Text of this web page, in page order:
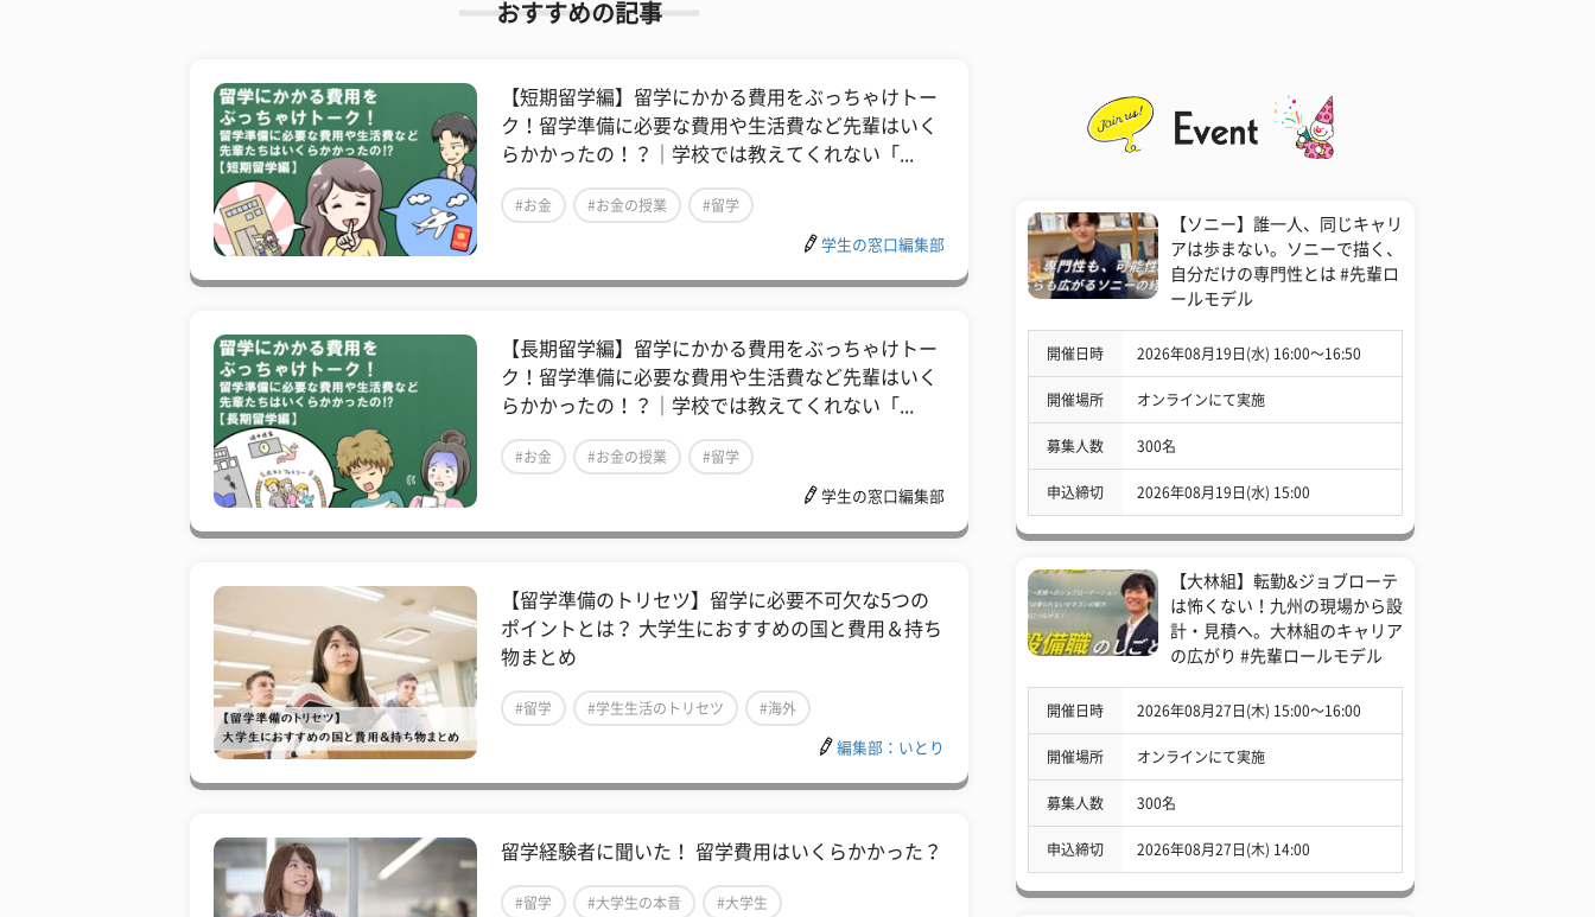
おすすめの記事
【短期留学編】留学にかかる費用をぶっちゃけトー
ク！留学準備に必要な費用や生活費など先輩はいく
らかかったの！？｜学校では教えてくれない「...
#お金 #お金の授業 #留学
学生の窓口編集部
【長期留学編】留学にかかる費用をぶっちゃけトー
ク！留学準備に必要な費用や生活費など先輩はいく
らかかったの！？｜学校では教えてくれない「...
#お金 #お金の授業 #留学
学生の窓口編集部
【留学準備のトリセツ】留学に必要不可欠な5つの
ポイントとは？ 大学生におすすめの国と費用＆持ち
物まとめ
#留学 #学生生活のトリセツ #海外
編集部：いとり
留学経験者に聞いた！ 留学費用はいくらかかった？
#留学 #大学生の本音 #大学生
【ソニー】誰一人、同じキャリ
アは歩まない。ソニーで描く、
自分だけの専門性とは #先輩ロ
ールモデル
開催日時 2026年08月19日(水) 16:00〜16:50
開催場所 オンラインにて実施
募集人数 300名
申込締切 2026年08月19日(水) 15:00
【大林組】転勤&ジョブローテ
は怖くない！九州の現場から設
計・見積へ。大林組のキャリア
の広がり #先輩ロールモデル
開催日時 2026年08月27日(木) 15:00〜16:00
開催場所 オンラインにて実施
募集人数 300名
申込締切 2026年08月27日(木) 14:00